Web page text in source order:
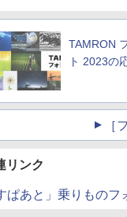
TAMRON
ト 2023の
［
リンク
ぱあと」乗りものフ